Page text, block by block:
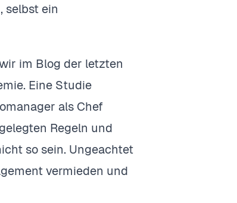
selbst ein
im Blog der letzten
Eine Studie
als Chef
Regeln und
so sein. Ungeachtet
vermieden und